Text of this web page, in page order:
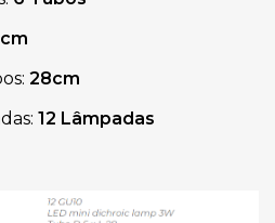
28cm
12 Lâmpadas